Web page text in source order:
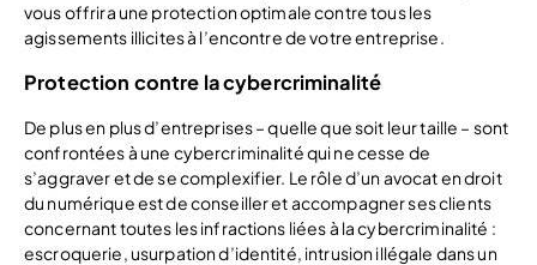
vous offrira une protection optimale contre tous les
agissements illicites à l’encontre de votre entreprise.
Protection contre la cybercriminalité
De plus en plus d’entreprises – quelle que soit leur taille – sont
confrontées à une cybercriminalité qui ne cesse de
s’aggraver et de se complexifier. Le rôle d’un avocat en droit
du numérique est de conseiller et accompagner ses clients
concernant toutes les infractions liées à la cybercriminalité :
escroquerie, usurpation d’identité, intrusion illégale dans un